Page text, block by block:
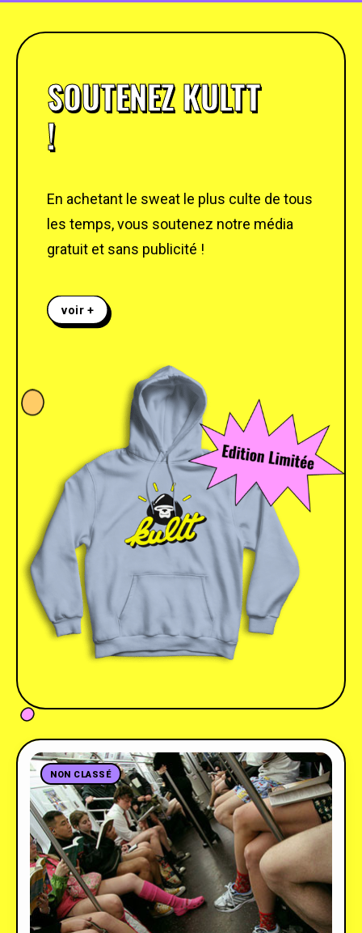
SOUTENEZ KULTT
!
En achetant le sweat le plus culte de tous
les temps, vous soutenez notre média
gratuit et sans publicité !
voir +
NON CLASSÉ